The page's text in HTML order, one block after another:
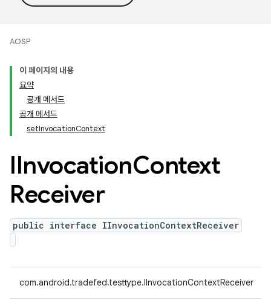
AOSP
이 페이지의 내용
요약
공개 메서드
공개 메서드
setInvocationContext
IInvocationContext
Receiver
public interface IInvocationContextReceiver
com.android.tradefed.testtype.IInvocationContextReceiver